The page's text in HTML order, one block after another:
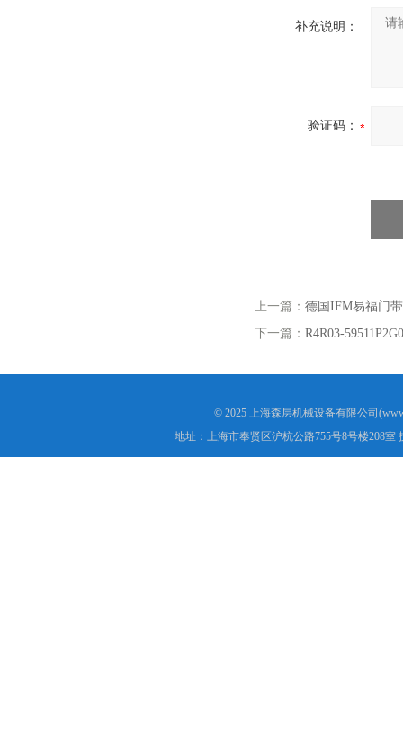
补充说明：
验证码：
上一篇： 德国IFM易福门
下一篇： R4R03-
© 2025 上海森层机械设备有限公司
地址：上海市奉贤区沪杭公路755号8号楼208室